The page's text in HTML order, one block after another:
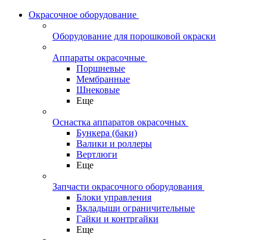
Окрасочное оборудование
Оборудование для порошковой окраски
Аппараты окрасочные
Поршневые
Мембранные
Шнековые
Еще
Оснастка аппаратов окрасочных
Бункера (баки)
Валики и роллеры
Вертлюги
Еще
Запчасти окрасочного оборудования
Блоки управления
Вкладыши ограничительные
Гайки и контргайки
Еще